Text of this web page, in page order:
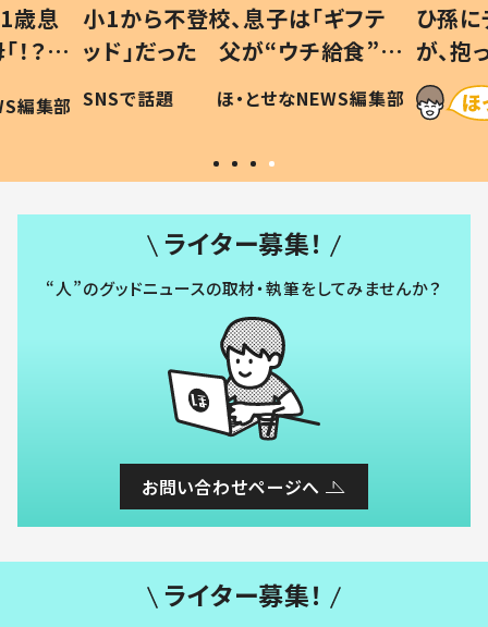
歳息
？」
編集部
小1から不登校、息子は「ギフテ
ッド」だった 父が“ウチ給食”を
作り続ける理由とは #令和の親
#令和の子
SNSで話題 ほ・とせなNEWS編集部
ひ孫
が、
「涙が
い」
ライター募集！
“人”のグッドニュースの取材・執筆をしてみませんか？
お問い合わせページへ
ライター募集！